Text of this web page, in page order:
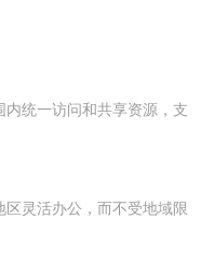
统一访问和共享资源，支
灵活办公，而不受地域限